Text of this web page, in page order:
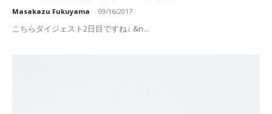
Masakazu Fukuyama - 09/16/2017
こちらダイジェスト2日目ですね↓ &n...